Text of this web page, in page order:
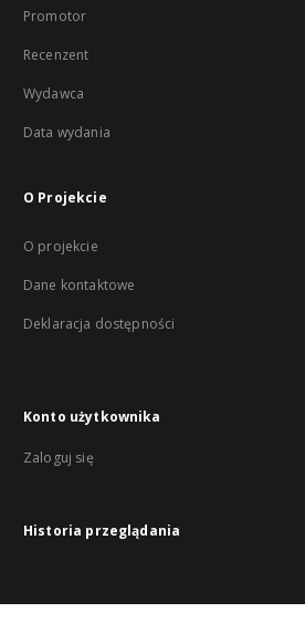
Promotor
Recenzent
Wydawca
Data wydania
O Projekcie
O projekcie
Dane kontaktowe
Deklaracja dostępności
Konto użytkownika
Zaloguj się
Historia przeglądania